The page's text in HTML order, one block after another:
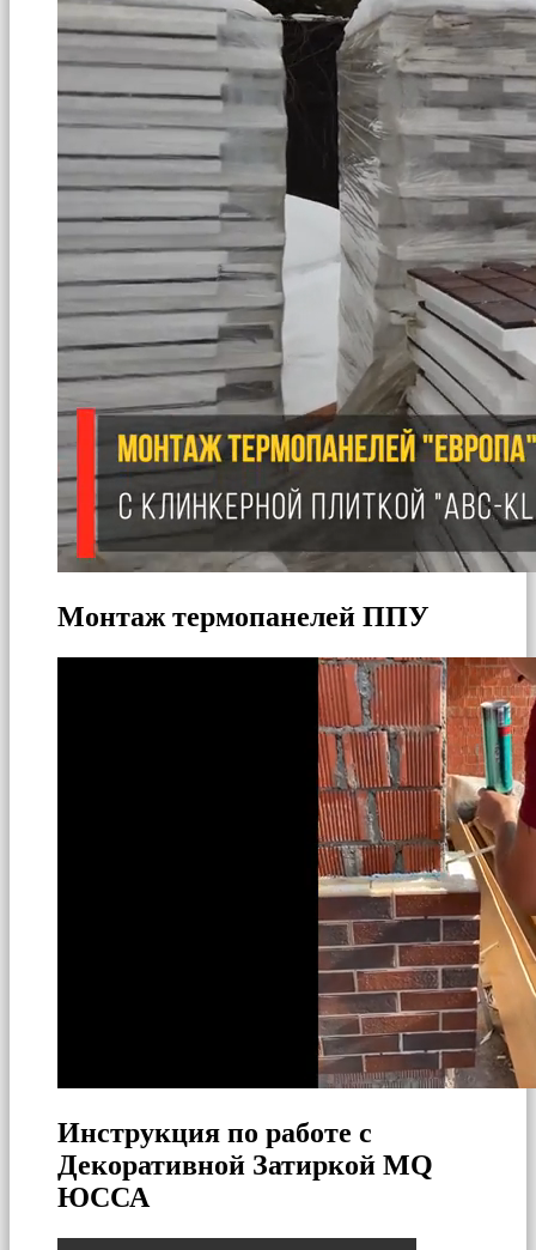
Монтаж термопанелей ППУ
Инструкция по работе с
Декоративной Затиркой MQ
ЮССА